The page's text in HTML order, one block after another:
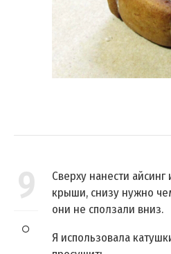
9
Сверху нанести
крыши, снизу нужно
они не сползали вниз.
Я использовала